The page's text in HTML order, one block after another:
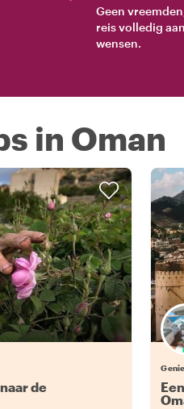
Geen
reis volledig
wensen.
in Oman
de